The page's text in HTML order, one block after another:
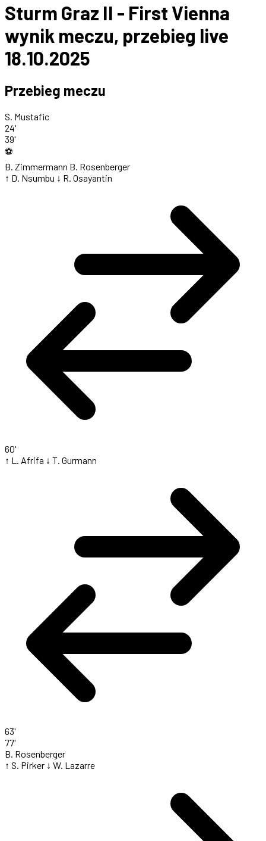
Sturm Graz II - First Vienna
wynik meczu, przebieg live
18.10.2025
Przebieg meczu
S. Mustafic
24'
39'
⚽
B. Zimmermann B. Rosenberger
↑ D. Nsumbu ↓ R. Osayantin
60'
↑ L. Afrifa ↓ T. Gurmann
63'
77'
B. Rosenberger
↑ S. Pirker ↓ W. Lazarre